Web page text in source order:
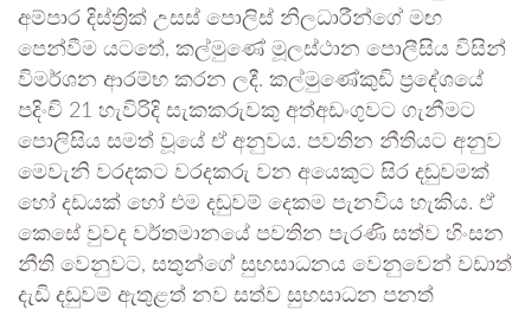
අම්පාර දිස්ත්‍රික් උසස් පොලිස් නිලධාරීන්ගේ මඟ
පෙන්වීම යටතේ, කල්මුණේ මූලස්ථාන පොලීසිය විසින්
විමර්ශන ආරම්භ කරන ලදී. කල්මුණේකුඩි ප්‍රදේශයේ
පදිංචි 21 හැවිරිදි සැකකරුවකු අත්අඩංගුවට ගැනීමට
පොලිසිය සමත් වූයේ ඒ අනුවය. පවතින නීතියට අනුව
මෙවැනි වරදකට වරදකරු වන අයෙකුට සිර දඬුවමක්
හෝ දඩයක් හෝ එම දඬුවම් දෙකම පැනවිය හැකිය. ඒ
කෙසේ වුවද වර්තමානයේ පවතින පැරණි සත්ව හිංසන
නීති වෙනුවට, සතුන්ගේ සුභසාධනය වෙනුවෙන් වඩාත්
දැඩි දඬුවම් ඇතුළත් නව සත්ව සුභසාධන පනත්